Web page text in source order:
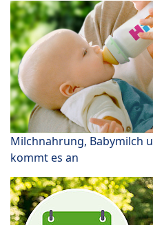
Milchnahrung, Babymilch
kommt es an